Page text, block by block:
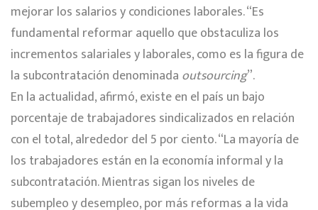
mejorar los salarios y condiciones laborales. “Es
fundamental reformar aquello que obstaculiza los
incrementos salariales y laborales, como es la figura de
la subcontratación denominada outsourcing”.
En la actualidad, afirmó, existe en el país un bajo
porcentaje de trabajadores sindicalizados en relación
con el total, alrededor del 5 por ciento. “La mayoría de
los trabajadores están en la economía informal y la
subcontratación. Mientras sigan los niveles de
subempleo y desempleo, por más reformas a la vida